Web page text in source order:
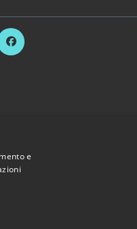
di Bascapè • Powered by
e